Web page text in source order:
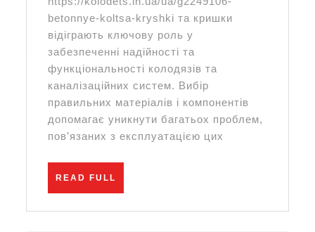
колодязів
та
betonnye-koltsa-kryshki та кришки
відіграють ключову роль у
забезпеченні надійності та
функціональності колодязів та
каналізаційних систем. Вибір
правильних матеріалів і компонентів
допомагає уникнути багатьох проблем,
пов’язаних з експлуатацією цих
READ FULL